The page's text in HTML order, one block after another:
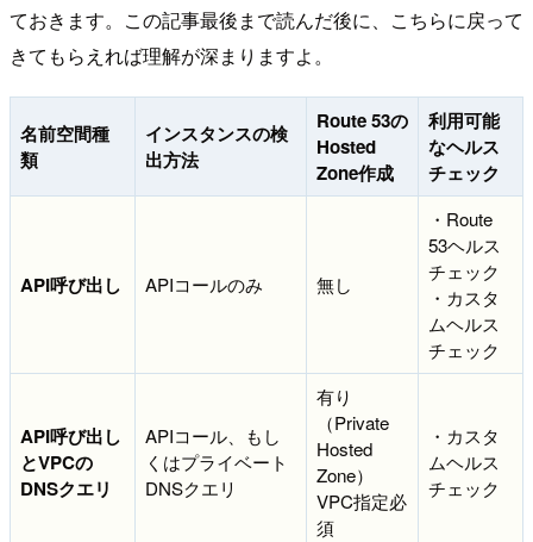
ておきます。この記事最後まで読んだ後に、こちらに戻って
きてもらえれば理解が深まりますよ。
名前空間種
類
インスタンスの検
出方法
Route 53の
Hosted
Zone作成
利用可能
なヘルス
チェック
API呼び出し APIコールのみ 無し
・Route
53ヘルス
チェック
・カスタ
ムヘルス
チェック
API呼び出し
とVPCの
DNSクエリ
APIコール、もし
くはプライベート
DNSクエリ
有り
（Private
Hosted
Zone）
VPC指定必
須
・カスタ
ムヘルス
チェック